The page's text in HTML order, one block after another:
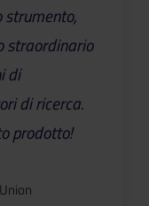
straordinario
di
di ricerca.
prodotto!